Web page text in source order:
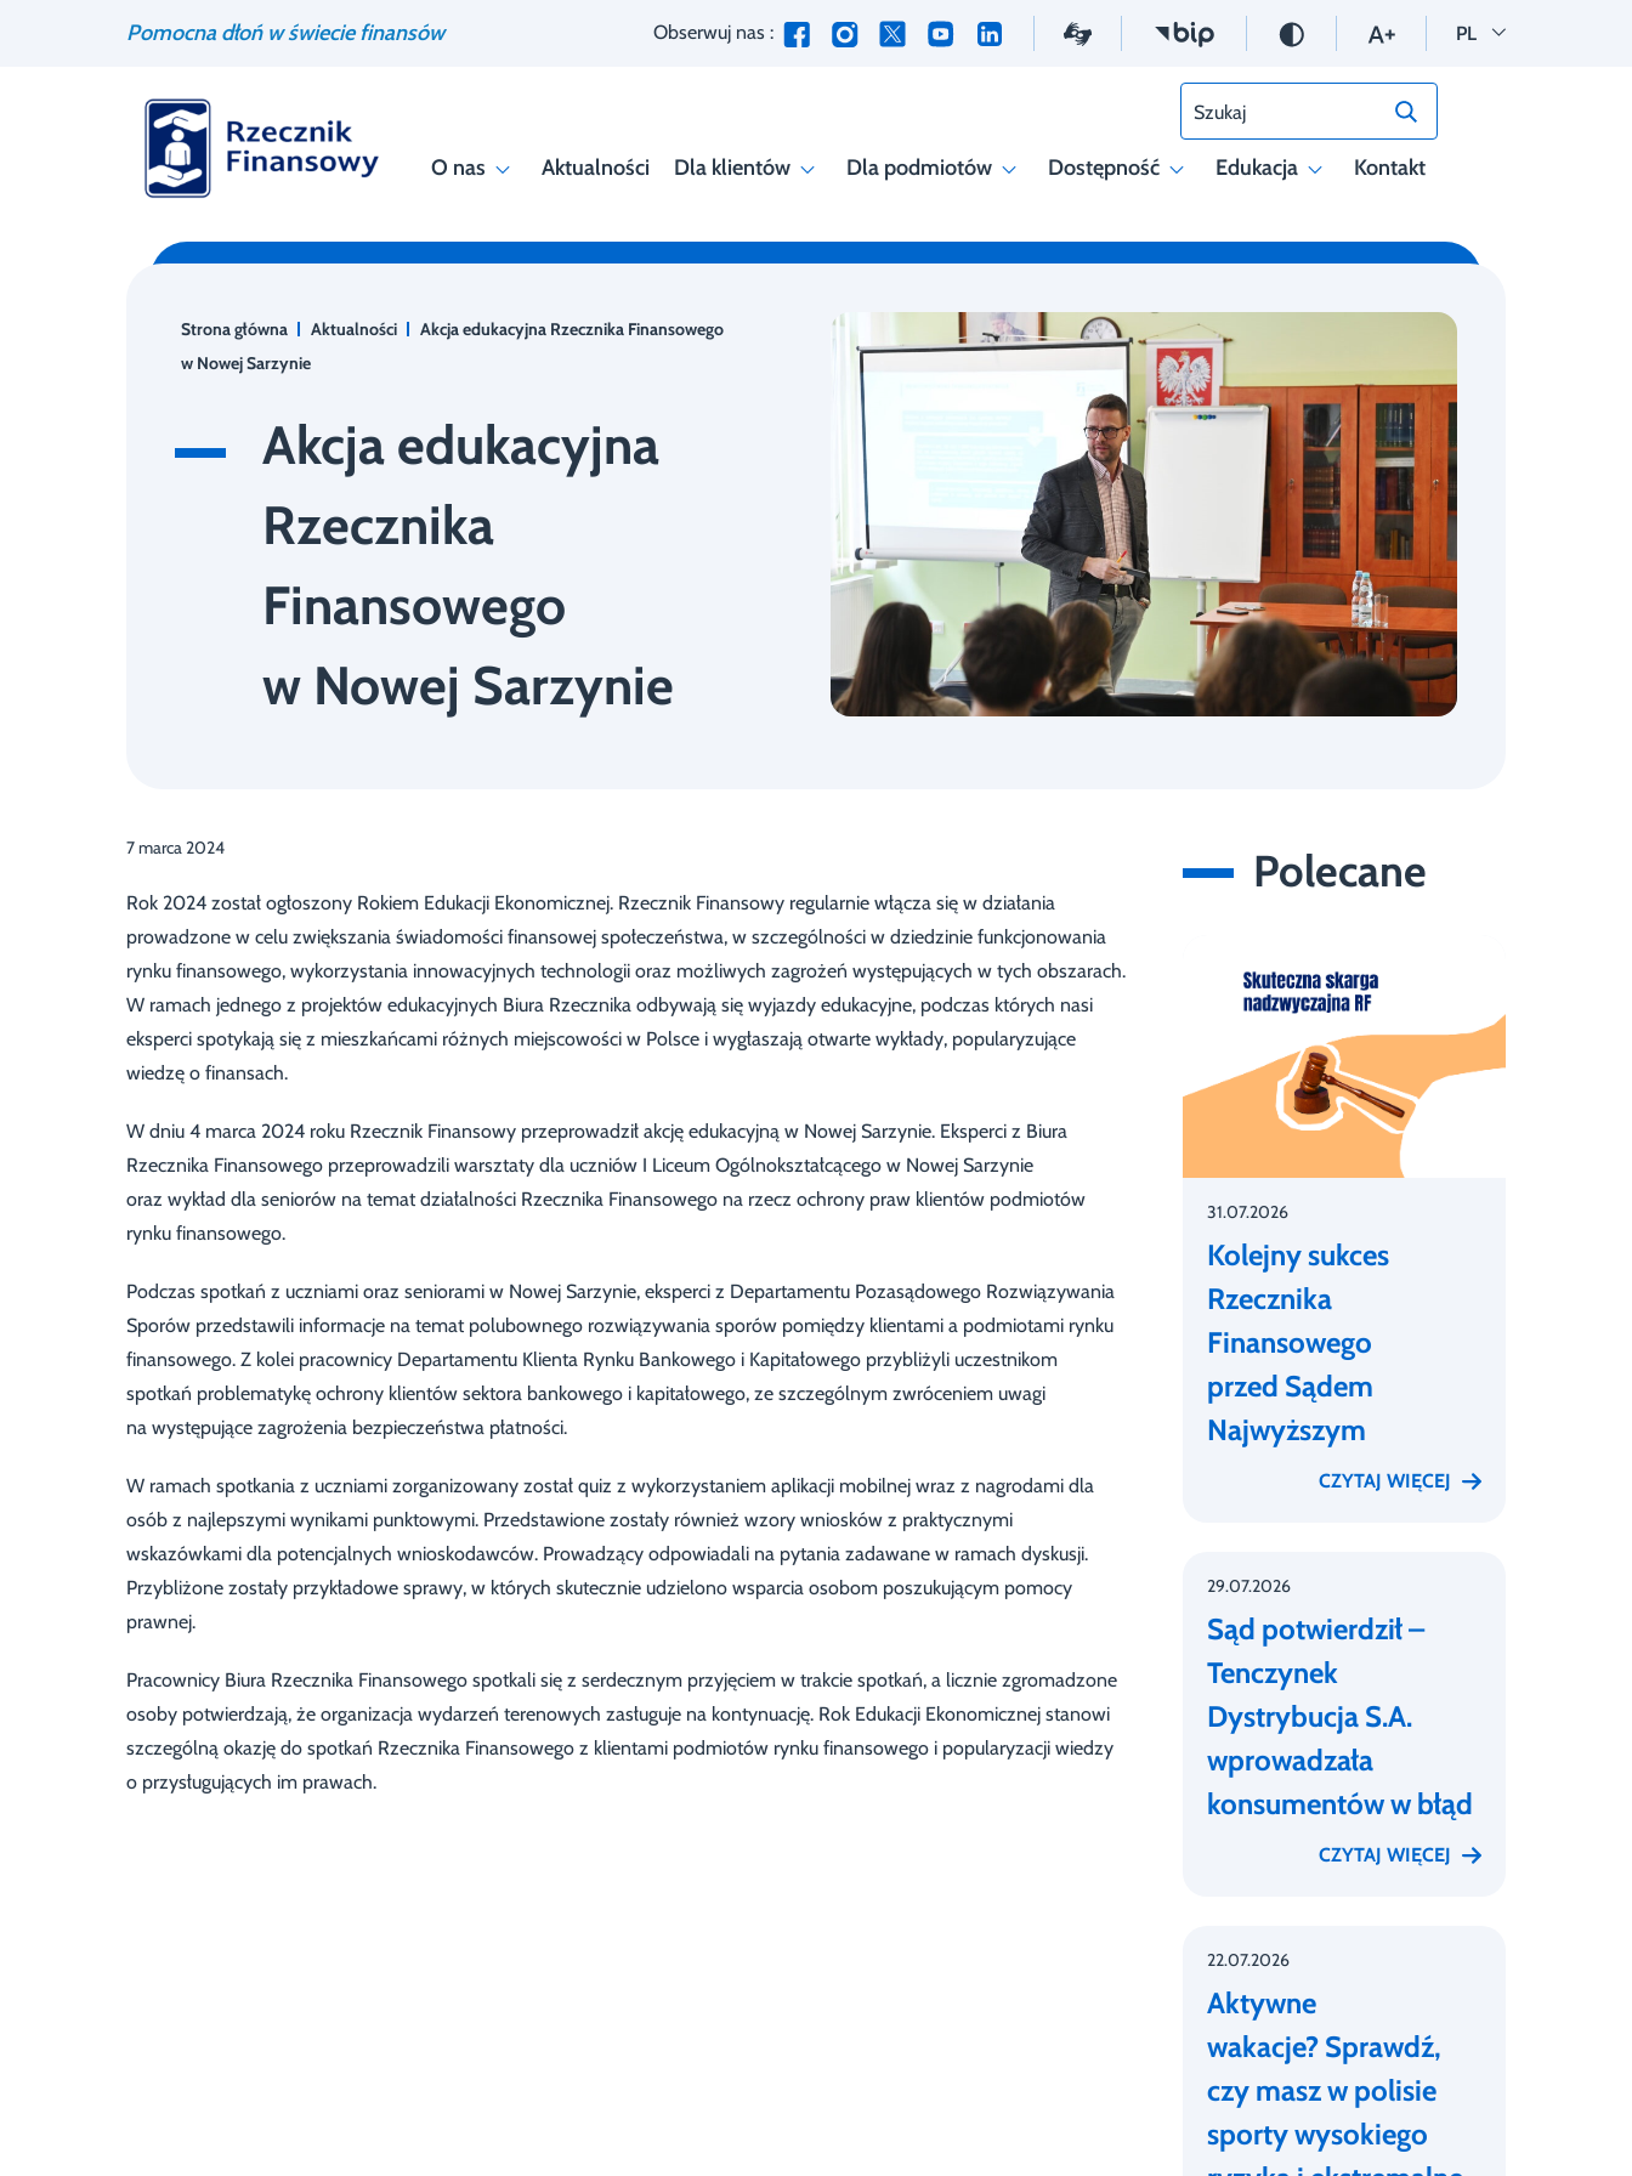
Pomocna dłoń w świecie finansów Obserwuj nas : PL Wersja polska
O nas Aktualności Dla klientów Dla podmiotów Dostępność Edukacja Kontakt
Szukaj
Strona główna Aktualności
Akcja edukacyjna Rzecznika Finansowego
w Nowej Sarzynie
Akcja edukacyjna
Rzecznika
Finansowego
w Nowej Sarzynie
7 marca 2024
Rok 2024 został ogłoszony Rokiem Edukacji Ekonomicznej. Rzecznik Finansowy regularnie włącza się w działania
prowadzone w celu zwiększania świadomości finansowej społeczeństwa, w szczególności w dziedzinie funkcjonowania
rynku finansowego, wykorzystania innowacyjnych technologii oraz możliwych zagrożeń występujących w tych obszarach.
W ramach jednego z projektów edukacyjnych Biura Rzecznika odbywają się wyjazdy edukacyjne, podczas których nasi
eksperci spotykają się z mieszkańcami różnych miejscowości w Polsce i wygłaszają otwarte wykłady, popularyzujące
wiedzę o finansach.
W dniu 4 marca 2024 roku Rzecznik Finansowy przeprowadził akcję edukacyjną w Nowej Sarzynie. Eksperci z Biura
Rzecznika Finansowego przeprowadzili warsztaty dla uczniów I Liceum Ogólnokształcącego w Nowej Sarzynie
oraz wykład dla seniorów na temat działalności Rzecznika Finansowego na rzecz ochrony praw klientów podmiotów
rynku finansowego.
Podczas spotkań z uczniami oraz seniorami w Nowej Sarzynie, eksperci z Departamentu Pozasądowego Rozwiązywania
Sporów przedstawili informacje na temat polubownego rozwiązywania sporów pomiędzy klientami a podmiotami rynku
finansowego. Z kolei pracownicy Departamentu Klienta Rynku Bankowego i Kapitałowego przybliżyli uczestnikom
spotkań problematykę ochrony klientów sektora bankowego i kapitałowego, ze szczególnym zwróceniem uwagi
na występujące zagrożenia bezpieczeństwa płatności.
W ramach spotkania z uczniami zorganizowany został quiz z wykorzystaniem aplikacji mobilnej wraz z nagrodami dla
osób z najlepszymi wynikami punktowymi. Przedstawione zostały również wzory wniosków z praktycznymi
wskazówkami dla potencjalnych wnioskodawców. Prowadzący odpowiadali na pytania zadawane w ramach dyskusji.
Przybliżone zostały przykładowe sprawy, w których skutecznie udzielono wsparcia osobom poszukującym pomocy
prawnej.
Pracownicy Biura Rzecznika Finansowego spotkali się z serdecznym przyjęciem w trakcie spotkań, a licznie zgromadzone
osoby potwierdzają, że organizacja wydarzeń terenowych zasługuje na kontynuację. Rok Edukacji Ekonomicznej stanowi
szczególną okazję do spotkań Rzecznika Finansowego z klientami podmiotów rynku finansowego i popularyzacji wiedzy
o przysługujących im prawach.
Polecane
31.07.2026
Kolejny sukces
Rzecznika
Finansowego
przed Sądem
Najwyższym
CZYTAJ WIĘCEJ
29.07.2026
Sąd potwierdził –
Tenczynek
Dystrybucja S.A.
wprowadzała
konsumentów w błąd
CZYTAJ WIĘCEJ
22.07.2026
Aktywne
wakacje? Sprawdź,
czy masz w polisie
sporty wysokiego